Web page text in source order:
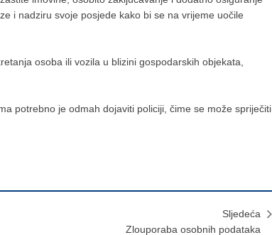
i nadziru svoje posjede kako bi se na vrijeme uočile
osoba ili vozila u blizini gospodarskih objekata,
potrebno je odmah dojaviti policiji, čime se može spriječiti
Sljedeća
Zlouporaba osobnih podataka